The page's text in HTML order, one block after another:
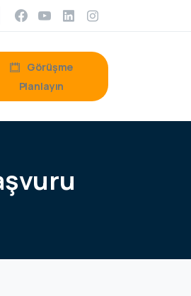
Görüşme
Planlayın